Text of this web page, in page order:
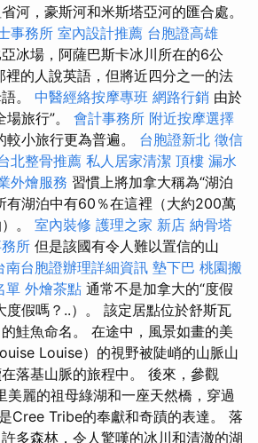
河，豪斯河和米斯塔亞河的匯合處。
事務所 室內設計推薦 台胞證高雄
冰場，阿薩巴斯卡冰川所在的6公
裡的人說英語，但將近四分之一的法
。 中醫經絡按摩專班 網路行銷 由於
旅行”。 會計事務所 附近按摩選擇
小旅行更為普遍。 台胞證新北 徵信
北整骨推薦 私人居家清潔 頂樓 漏水
外燴服務 習慣上將加拿大稱為“湖泊
有湖泊中有60％在這裡（大約200萬
。 室內裝修 護理之家 新店 納骨塔
所 但是該國有令人難以置信的山
南台胞證辦理詳細資訊 墊下巴 桃園搬
單 外燴茶點 通常不是加拿大的“度假
度假嗎？..）。 該定居點位於舒斯瓦
鮭魚命名。 在途中，風景如畫的美
Louise）的視野被陡峭的山脈山
落基山脈的旅程中。 後來，參觀
美麗的祖母綠湖和一座天然橋，穿過
Cree Tribe的奉獻和奇蹟的表達。 落
多森林，令人驚嘆的冰川和清澈的湖